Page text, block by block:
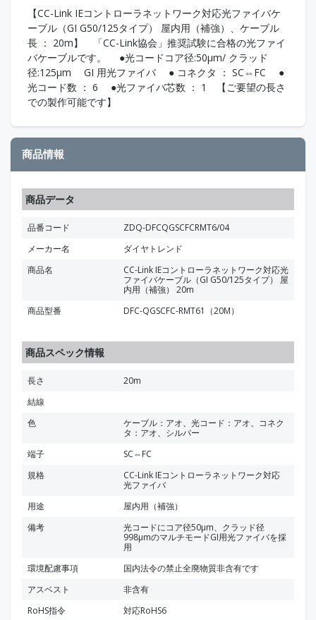
【CC-Link IEコントローラネットワーク対応光ファイバケ
ーブル（GI G50/125タイプ） 屋内用（補強）、ケーブル
長 ： 20m】 「CC-Link協会」推奨試験に合格の光ファイ
バケーブルです。 ●光コードコア径:50μm/ クラッド
径:125μm GI 用光ファイバ ● コネクタ ： SC⇔FC ●
光コード数 ： 6 ●光ファイバ芯数 ： 1 【ご要望の長さ
での製作可能です】
商品情報
商品データ
品番コード
ZDQ-DFCQGSCFCRMT6/04
メーカー名
ダイヤトレンド
商品名
CC-Link IEコントローラネットワーク対応光
ファイバケーブル（GI G50/125タイプ） 屋
内用（補強） 20m
商品型番
DFC-QGSCFC-RMT61（20M）
商品スペック情報
長さ
20m
結線
色
ケーブル：アオ、光コード：アオ、コネク
タ：アオ、シルバー
端子
SC⇔FC
規格
CC-Link IEコントローラネットワーク対応
光ファイバ
用途
屋内用（補強）
備考
光コードにコア径50μm、クラッド径
998μmのマルチモードGI用光ファイバを採
用
環境配慮事項
国内法令の禁止全廃物質非含有です
アスベスト
非含有
RoHS指令
対応RoHS6